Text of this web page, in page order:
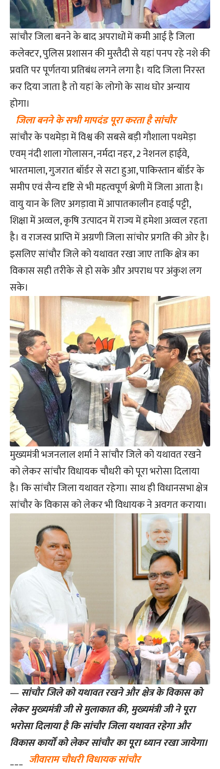
सांचौर जिला बनने के बाद अपराधों में कमी आई है जिला
कलेक्टर, पुलिस प्रशासन की मुस्तैदी से यहां पनप रहे नशे की
प्रवति पर पूर्णतया प्रतिबंध लगने लगा है। यदि जिला निरस्त
कर दिया जाता है तो यहां के लोगो के साथ घोर अन्याय
होगा।
जिला बनने के सभी मापदंड पूरा करता है सांचौर
सांचौर के पथमेड़ा में विश्व की सबसे बड़ी गौशाला पथमेड़ा
एवम् नंदी शाला गोलासन, नर्मदा नहर, 2 नेशनल हाईवे,
भारतमाला, गुजरात बॉर्डर से सटा हुआ, पाकिस्तान बॉर्डर के
समीप एवं सैन्य दृष्टि से भी महत्वपूर्ण श्रेणी में जिला आता है।
वायु यान के लिए अगड़ावा में आपातकालीन हवाई पट्टी,
शिक्षा में अव्वल, कृषि उत्पादन में राज्य में हमेशा अव्वल रहता
है। व राजस्व प्राप्ति में अग्रणी जिला सांचोर प्रगति की ओर है।
इसलिए सांचौर जिले को यथावत रखा जाए ताकि क्षेत्र का
विकास सही तरीके से हो सके और अपराध पर अंकुश लग
सके।
मुख्यमंत्री भजनलाल शर्मा ने सांचौर जिले को यथावत रखने
को लेकर सांचौर विधायक चौधरी को पूरा भरोसा दिलाया
है। कि सांचौर जिला यथावत रहेगा। साथ ही विधानसभा क्षेत्र
सांचौर के विकास को लेकर भी विधायक ने अवगत कराया।
— सांचौर जिले को यथावत रखने और क्षेत्र के विकास को
लेकर मुख्यमंत्री जी से मुलाकात की, मुख्यमंत्री जी ने पूरा
भरोसा दिलाया है कि सांचौर जिला यथावत रहेगा और
विकास कार्यों को लेकर सांचौर का पूरा ध्यान रखा जायेगा।
___ जीवाराम चौधरी विधायक सांचौर